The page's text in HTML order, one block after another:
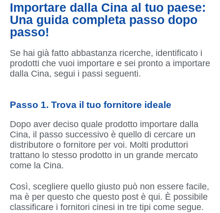
Importare dalla Cina al tuo paese:
Una guida completa passo dopo
passo!
Se hai già fatto abbastanza ricerche, identificato i
prodotti che vuoi importare e sei pronto a importare
dalla Cina, segui i passi seguenti.
Passo 1. Trova il tuo fornitore ideale
Dopo aver deciso quale prodotto importare dalla
Cina, il passo successivo è quello di cercare un
distributore o fornitore per voi. Molti produttori
trattano lo stesso prodotto in un grande mercato
come la Cina.
Così, scegliere quello giusto può non essere facile,
ma è per questo che questo post è qui. È possibile
classificare i fornitori cinesi in tre tipi come segue.